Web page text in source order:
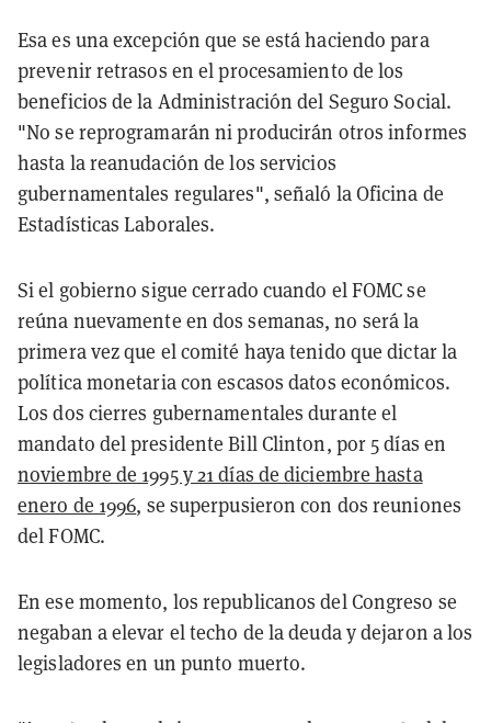
Esa es una excepción que se está haciendo para
prevenir retrasos en el procesamiento de los
beneficios de la Administración del Seguro Social.
"No se reprogramarán ni producirán otros informes
hasta la reanudación de los servicios
gubernamentales regulares", señaló la Oficina de
Estadísticas Laborales.
Si el gobierno sigue cerrado cuando el FOMC se
reúna nuevamente en dos semanas, no será la
primera vez que el comité haya tenido que dictar la
política monetaria con escasos datos económicos.
Los dos cierres gubernamentales durante el
mandato del presidente Bill Clinton, por 5 días en
noviembre de 1995 y 21 días de diciembre hasta
enero de 1996, se superpusieron con dos reuniones
del FOMC.
En ese momento, los republicanos del Congreso se
negaban a elevar el techo de la deuda y dejaron a los
legisladores en un punto muerto.